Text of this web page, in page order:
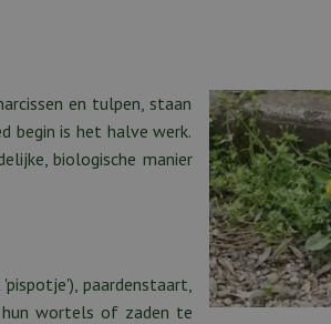
en tulpen, staan
begin is het halve werk.
biologische manier
paardenstaart,
hun wortels of zaden te